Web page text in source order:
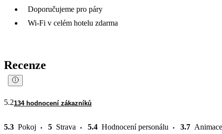
Doporučujeme pro páry
Wi-Fi v celém hotelu zdarma
Recenze
5.2134 hodnocení zákazníků
5.3 Pokoj 5 Strava 5.4 Hodnocení personálu 3.7 Animace